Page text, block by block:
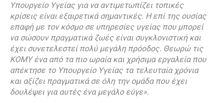
Υπουργείο Υγείας για να αντιμετωπίζει τοπικές
κρίσεις είναι εξαιρετικά σημαντικές. Η επί της ουσίας
επαφή με τον κόσμο σε υπηρεσίες υγείας που μπορεί
να σώσουν πραγματικά ζωές είναι συγκλονιστική και
έχει συνετελεστεί πολύ μεγάλη πρόοδος. Θεωρώ τις
ΚΟΜΥ ένα από τα πιο ωραία και χρήσιμα εργαλεία που
απέκτησε το Υπουργείο Υγείας τα τελευταία χρόνια
και αξίζει πραγματικά σε όλη την ομάδα που έχει
δουλέψει για αυτές ένα μεγάλο εύγε».